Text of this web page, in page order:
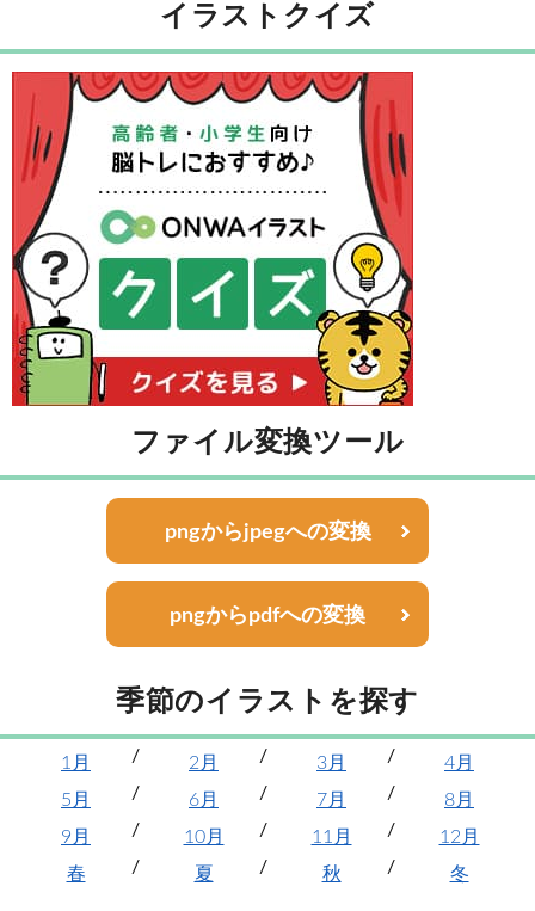
イラストクイズ
ファイル変換ツール
pngからjpegへの変換
pngからpdfへの変換
季節のイラストを探す
1月 2月 3月
4月
5月
6月 7月
8月
9月
10月 11月
12月
春
夏 秋 冬